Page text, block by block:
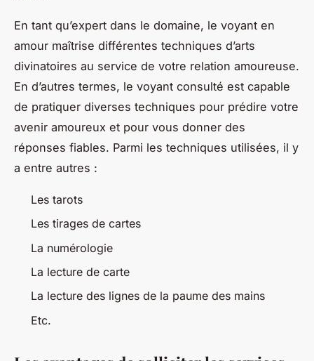
En tant qu’expert dans le domaine, le voyant en
amour maîtrise différentes techniques d’arts
divinatoires au service de votre relation amoureuse.
En d’autres termes, le voyant consulté est capable
de pratiquer diverses techniques pour prédire votre
avenir amoureux et pour vous donner des
réponses fiables. Parmi les techniques utilisées, il y
a entre autres :
Les tarots
Les tirages de cartes
La numérologie
La lecture de carte
La lecture des lignes de la paume des mains
Etc.